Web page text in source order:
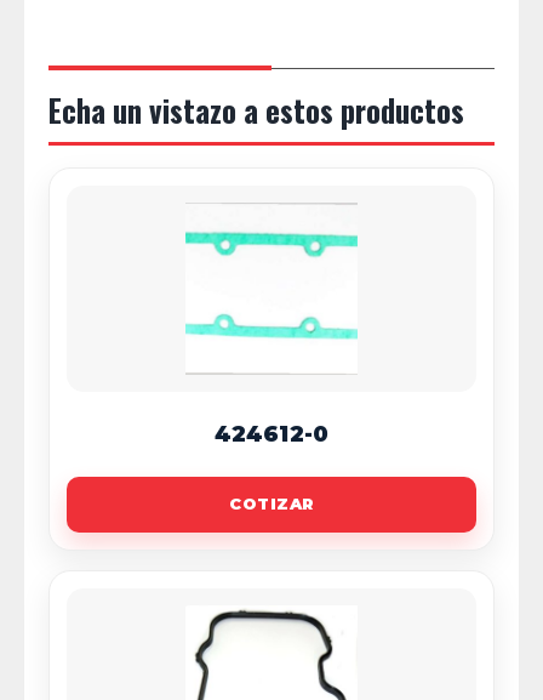
Echa un vistazo a estos productos
424612-0
COTIZAR